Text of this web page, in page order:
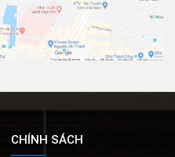
CHÍNH SÁCH